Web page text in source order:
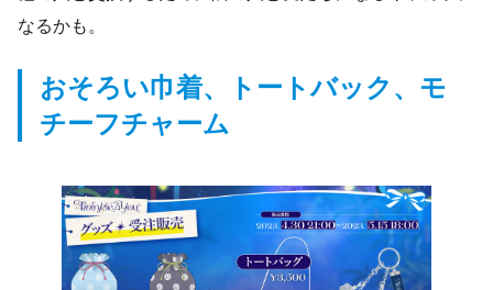
なるかも。
おそろい巾着、トートバック、モ
チーフチャーム